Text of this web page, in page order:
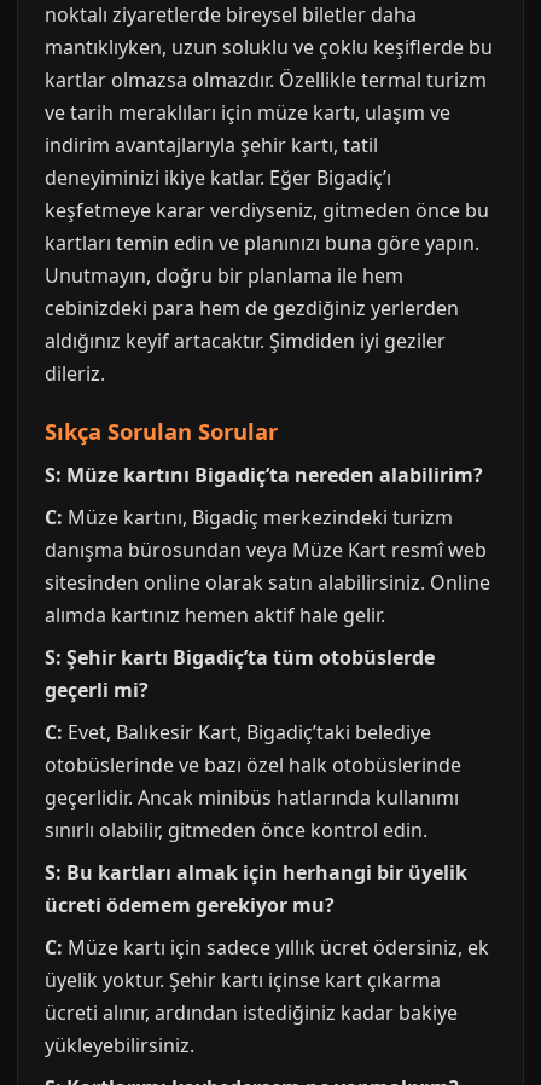
noktalı ziyaretlerde bireysel biletler daha
mantıklıyken, uzun soluklu ve çoklu keşiflerde bu
kartlar olmazsa olmazdır. Özellikle termal turizm
ve tarih meraklıları için müze kartı, ulaşım ve
indirim avantajlarıyla şehir kartı, tatil
deneyiminizi ikiye katlar. Eğer Bigadiç’ı
keşfetmeye karar verdiyseniz, gitmeden önce bu
kartları temin edin ve planınızı buna göre yapın.
Unutmayın, doğru bir planlama ile hem
cebinizdeki para hem de gezdiğiniz yerlerden
aldığınız keyif artacaktır. Şimdiden iyi geziler
dileriz.
Sıkça Sorulan Sorular
S: Müze kartını Bigadiç’ta nereden alabilirim?
C: Müze kartını, Bigadiç merkezindeki turizm
danışma bürosundan veya Müze Kart resmî web
sitesinden online olarak satın alabilirsiniz. Online
alımda kartınız hemen aktif hale gelir.
S: Şehir kartı Bigadiç’ta tüm otobüslerde
geçerli mi?
C: Evet, Balıkesir Kart, Bigadiç’taki belediye
otobüslerinde ve bazı özel halk otobüslerinde
geçerlidir. Ancak minibüs hatlarında kullanımı
sınırlı olabilir, gitmeden önce kontrol edin.
S: Bu kartları almak için herhangi bir üyelik
ücreti ödemem gerekiyor mu?
C: Müze kartı için sadece yıllık ücret ödersiniz, ek
üyelik yoktur. Şehir kartı içinse kart çıkarma
ücreti alınır, ardından istediğiniz kadar bakiye
yükleyebilirsiniz.